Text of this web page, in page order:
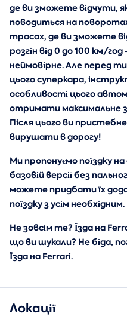
де ви зможете відчути,
поводиться на
трасах, де ви зможете
розгін від 0 до 100 км/
неймовірне. Але перед
цього суперкара,
особливості цього
отримати максимальне
Після цього ви
вирушати в дорогу!
Ми пропонуємо поїздку
базовій версії без
можете придбати їх
поїздку з усім необхідним.
Не зовсім те? Їзда на
що ви шукали? Не біда,
Їзда на Ferrari.
Локації